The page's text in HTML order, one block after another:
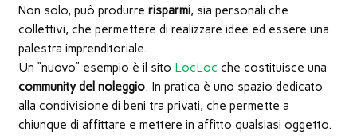
finestra)nuova
finestra)
nuova nuova
finestra)
(Si
apre
in
Non solo, può produrre risparmi, sia personali che
collettivi, che permettere di realizzare idee ed essere una
palestra imprenditoriale.
Un “nuovo” esempio è il sito LocLoc che costituisce una
community del noleggio. In pratica è uno spazio dedicato
alla condivisione di beni tra privati, che permette a
chiunque di affittare e mettere in affitto qualsiasi oggetto.